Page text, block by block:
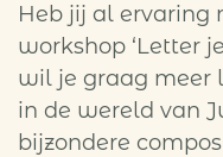
Heb jij al ervaring
workshop ‘Letter
wil je graag meer
in de wereld van
bijzondere